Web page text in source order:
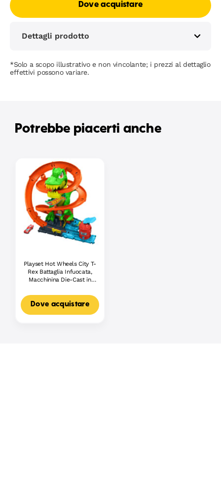
Dove acquistare
Dettagli prodotto
*Solo a scopo illustrativo e non vincolante; i prezzi al dettaglio
effettivi possono variare.
Potrebbe piacerti anche
Playset Hot Wheels City T-
Rex Battaglia Infuocata,
Macchinina Die-Cast in
Nemico
Dove acquistare